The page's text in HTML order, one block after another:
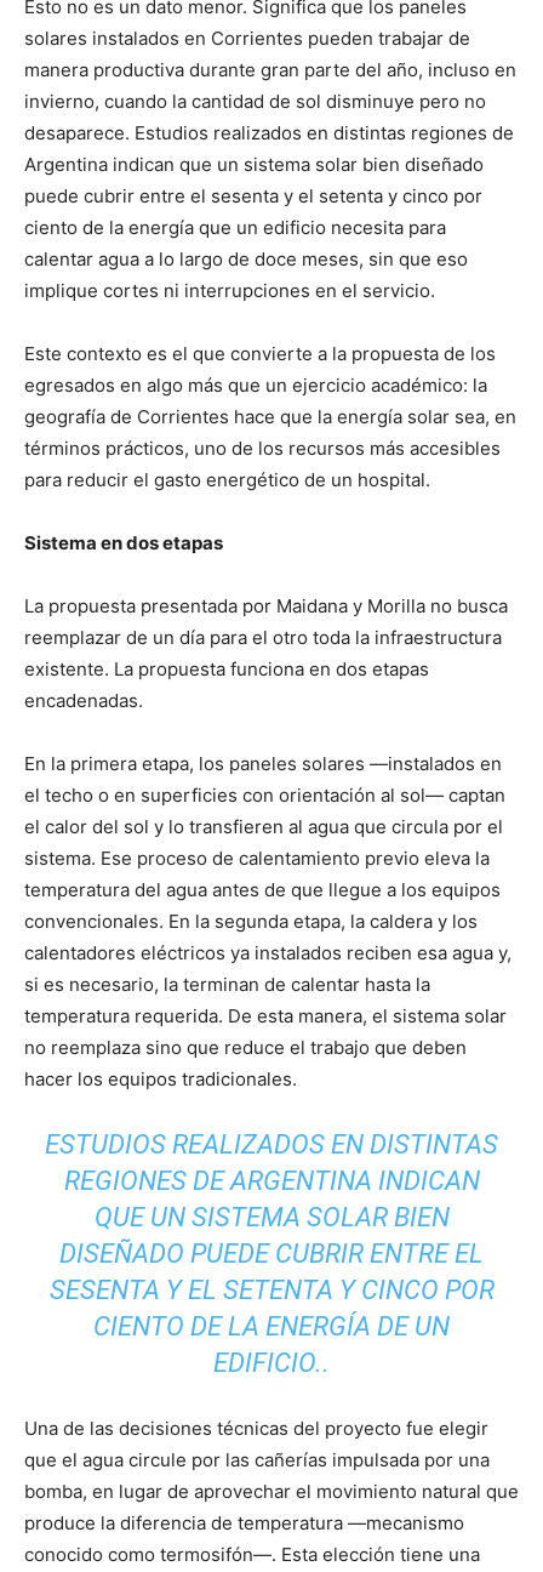
Esto no es un dato menor. Significa que los paneles
solares instalados en Corrientes pueden trabajar de
manera productiva durante gran parte del año, incluso en
invierno, cuando la cantidad de sol disminuye pero no
desaparece. Estudios realizados en distintas regiones de
Argentina indican que un sistema solar bien diseñado
puede cubrir entre el sesenta y el setenta y cinco por
ciento de la energía que un edificio necesita para
calentar agua a lo largo de doce meses, sin que eso
implique cortes ni interrupciones en el servicio.
Este contexto es el que convierte a la propuesta de los
egresados en algo más que un ejercicio académico: la
geografía de Corrientes hace que la energía solar sea, en
términos prácticos, uno de los recursos más accesibles
para reducir el gasto energético de un hospital.
Sistema en dos etapas
La propuesta presentada por Maidana y Morilla no busca
reemplazar de un día para el otro toda la infraestructura
existente. La propuesta funciona en dos etapas
encadenadas.
En la primera etapa, los paneles solares —instalados en
el techo o en superficies con orientación al sol— captan
el calor del sol y lo transfieren al agua que circula por el
sistema. Ese proceso de calentamiento previo eleva la
temperatura del agua antes de que llegue a los equipos
convencionales. En la segunda etapa, la caldera y los
calentadores eléctricos ya instalados reciben esa agua y,
si es necesario, la terminan de calentar hasta la
temperatura requerida. De esta manera, el sistema solar
no reemplaza sino que reduce el trabajo que deben
hacer los equipos tradicionales.
ESTUDIOS REALIZADOS EN DISTINTAS
REGIONES DE ARGENTINA INDICAN
QUE UN SISTEMA SOLAR BIEN
DISEÑADO PUEDE CUBRIR ENTRE EL
SESENTA Y EL SETENTA Y CINCO POR
CIENTO DE LA ENERGÍA DE UN
EDIFICIO..
Una de las decisiones técnicas del proyecto fue elegir
que el agua circule por las cañerías impulsada por una
bomba, en lugar de aprovechar el movimiento natural que
produce la diferencia de temperatura —mecanismo
conocido como termosifón—. Esta elección tiene una